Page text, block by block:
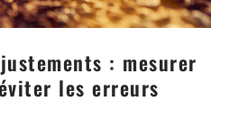
: mesurer
les erreurs